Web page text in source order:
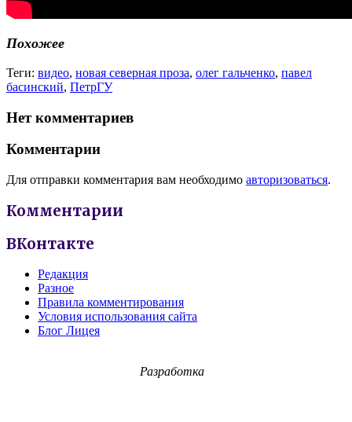
Похожее
Теги: видео, новая северная проза, олег гальченко, павел
басинский, ПетрГУ
Нет комментариев
Комментарии
Для отправки комментария вам необходимо авторизоваться.
Комментарии
ВКонтакте
Редакция
Разное
Правила комментирования
Условия использования сайта
Блог Лицея
Разработка